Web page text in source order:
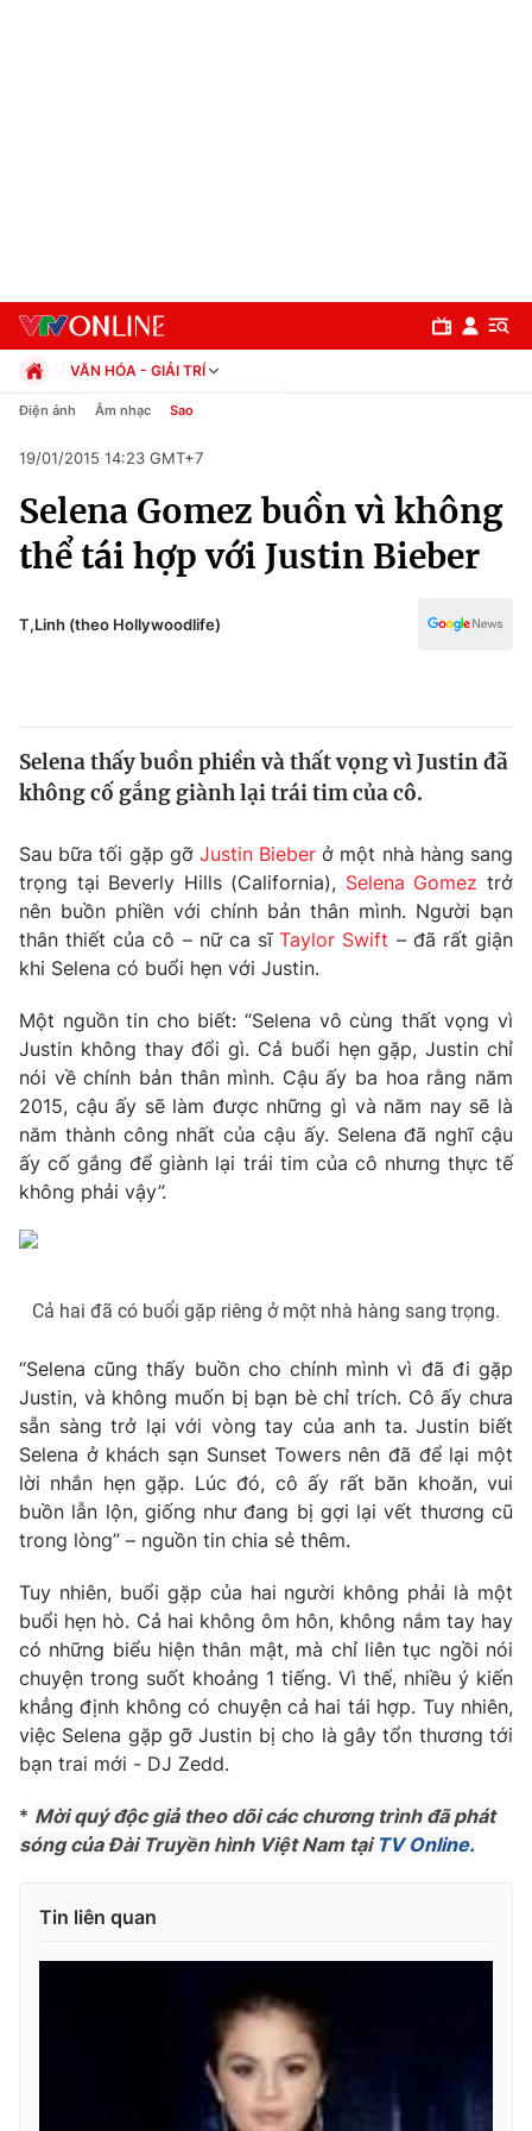
Chuyên mục
Chính trị
Y tế
Tin tức
Thế giới đó đây
Câu chuyện quốc tế
Kinh tế
Tài chính
Thị trường
Góc doanh nghiệp
Dữ liệu và đời sống
Truyền hình
Phim VTV
Hậu trường
Nhân vật
Giải trí
Điện ảnh
Âm nhạc
Sao
Đời sống
Du lịch
Chất lượng cuộc sống
Giáo dục
Công nghệ
Sản phẩm
Thị trường
Tư vấn
Giao lưu trực tuyến
Lịch phát sóng
Chuyên mục khác
Photo Infographic
Video Shorts video
VTV Money
VTV Sức khoẻ Bất động sản
Thị trường 24h
VTV8
English
VĂN HÓA - GIẢI TRÍ
Chính trị
Pháp luật
Kinh tế
Thể thao
Truyền hình
Y tế
Điện ảnh Âm nhạc Sao
19/01/2015 14:23 GMT+7
Selena Gomez buồn vì không
thể tái hợp với Justin Bieber
T,Linh (theo Hollywoodlife)
Selena thấy buồn phiền và thất vọng vì Justin đã
không cố gắng giành lại trái tim của cô.
Sau bữa tối gặp gỡ Justin Bieber ở một nhà hàng sang
trọng tại Beverly Hills (California), Selena Gomez trở
nên buồn phiền với chính bản thân mình. Người bạn
thân thiết của cô – nữ ca sĩTaylor Swift – đã rất giận
khi Selena có buổi hẹn với Justin.
Một nguồn tin cho biết: “Selena vô cùng thất vọng vì
Justin không thay đổi gì. Cả buổi hẹn gặp, Justin chỉ
nói về chính bản thân mình. Cậu ấy ba hoa rằng năm
2015, cậu ấy sẽ làm được những gì và năm nay sẽ là
năm thành công nhất của cậu ấy. Selena đã nghĩ cậu
ấy cố gắng để giành lại trái tim của cô nhưng thực tế
không phải vậy”.
Cả hai đã có buổi gặp riêng ở một nhà hàng sang trọng.
“Selena cũng thấy buồn cho chính mình vì đã đi gặp
Justin, và không muốn bị bạn bè chỉ trích. Cô ấy chưa
sẵn sàng trở lại với vòng tay của anh ta. Justin biết
Selena ở khách sạn Sunset Towers nên đã để lại một
lời nhắn hẹn gặp. Lúc đó, cô ấy rất băn khoăn, vui
buồn lẫn lộn, giống như đang bị gợi lại vết thương cũ
trong lòng” – nguồn tin chia sẻ thêm.
Tuy nhiên, buổi gặp của hai người không phải là một
buổi hẹn hò. Cả hai không ôm hôn, không nắm tay hay
có những biểu hiện thân mật, mà chỉ liên tục ngồi nói
chuyện trong suốt khoảng 1 tiếng. Vì thế, nhiều ý kiến
khẳng định không có chuyện cả hai tái hợp. Tuy nhiên,
việc Selena gặp gỡ Justin bị cho là gây tổn thương tới
bạn trai mới - DJ Zedd.
* Mời quý độc giả theo dõi các chương trình đã phát
sóng của Đài Truyền hình Việt Nam tạiTV Online.
Tin liên quan